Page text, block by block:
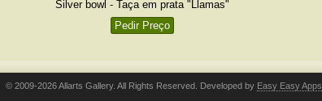
Silver bowl - Taça em prata "Llamas"
Pedir Preço
© 2009-2026 Allarts Gallery. All Rights Reserved. Developed by Easy Easy Apps